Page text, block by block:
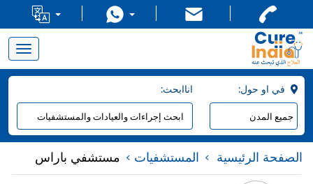
Toggle
navigation
:اناابحث
الصفحة الرئيسية المستشفيات مستشفي باراس